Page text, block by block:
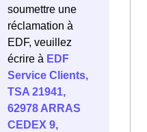
soumettre une
réclamation à
EDF, veuillez
écrire à EDF
Service Clients,
TSA 21941,
62978 ARRAS
CEDEX 9,